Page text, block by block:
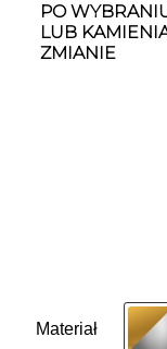
PO
LUB
ZMIANIE
Materiał